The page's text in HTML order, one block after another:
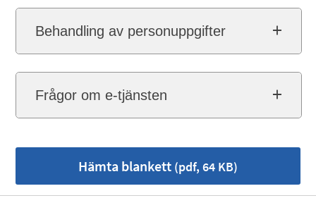
Behandling av personuppgifter
Frågor om e-tjänsten
Hämta blankett (pdf, 64 KB)